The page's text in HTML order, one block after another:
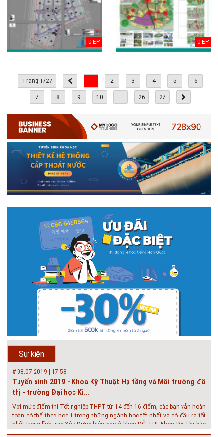
0 EP 0 EP
Trang 1/27 1 2 3 4 5 6
7 8 9 10 26 27
Sự kiện
# 05.04.2025 | 17:16
Tuyển sinh 2025, Khoa kỹ thuật hạ tầng và môi trường đô thị
- Đại học Kiến trúc...
Thông tin tuyển sinh đại học 2025 Khoa kỹ thuật hạ tầng và môi trường
đô thị - Đại học Kiến trúc Hà Nội Tuyển sinh đại học với 280 chỉ tiêu, thời
gian đào tạo 4,5 năm
# 05.04.2020 | 20:30
GIAO LƯU TRỰC TUYẾN - TƯ VẤN TUYỂN SINH ĐẠI HỌC
CHÍNH QUY ĐẠI HỌC KIẾN TRÚC NĂM...
Năm nay, kỳ thi THPT quốc gia dự kiến diễn ra vào tháng 8. Trường Đại
học Kiến trúc Hà Nội chúc các bạn học sinh cuối cấp ôn thi thật tốt MỜI
QUÝ PHỤ HUYNH VÀ CÁC EM ĐÓN XEM GIAO LƯU TRỰC TUYẾN "TƯ
VẤN TUYỂN SINH ĐẠI H...
# 08.07.2019 | 17:58
Tuyến sinh 2019 - Khoa Kỹ Thuật Hạ tầng và Môi trường đô
thị - trường Đại học Ki...
Với mức điểm thi Tốt nghiệp THPT từ 14 đến 16 điểm, các bạn vẫn hoàn
toàn có thể theo học 1 trong những ngành học tốt nhất và có đầu ra tốt
nhất trong lĩnh vực Xây Dựng hiện nay ở khoa ĐÔ THỊ. Khoa Đô Thị bảo
đảm 100% t...